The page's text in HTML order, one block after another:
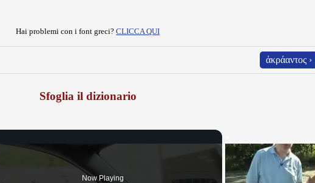
Hai problemi con i font greci? CLICCA QUI
ἀκράαντος ›
Sfoglia il dizionario
Now Playing